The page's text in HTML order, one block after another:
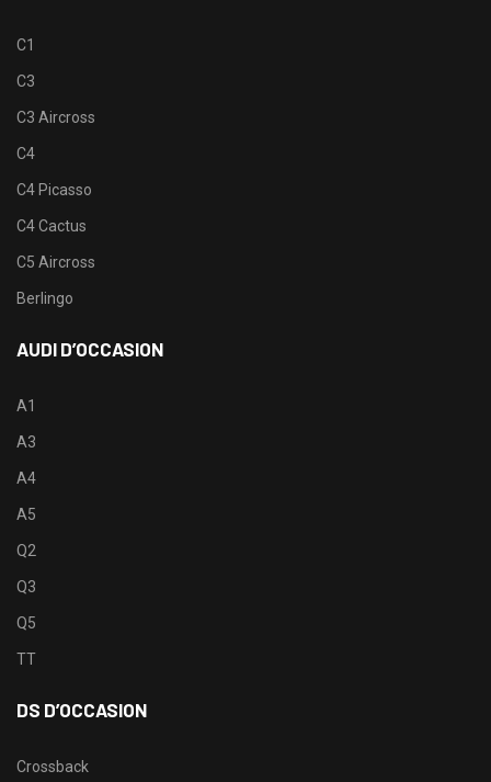
C1
C3
C3 Aircross
C4
C4 Picasso
C4 Cactus
C5 Aircross
Berlingo
AUDI D’OCCASION
A1
A3
A4
A5
Q2
Q3
Q5
TT
DS D’OCCASION
Crossback